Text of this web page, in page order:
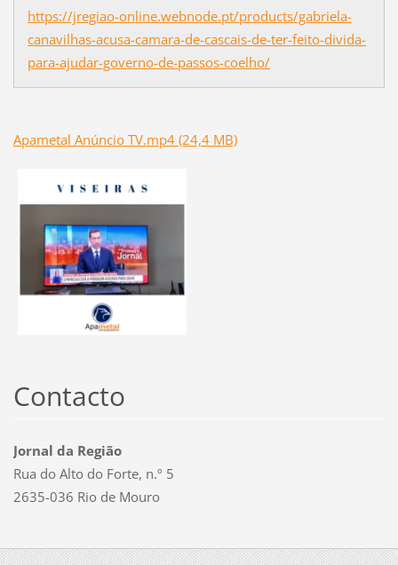
https://jregiao-online.webnode.pt/products/gabriela-
canavilhas-acusa-camara-de-cascais-de-ter-feito-divida-
para-ajudar-governo-de-passos-coelho/
Apametal Anúncio TV.mp4 (24,4 MB)
Contacto
Jornal da Região
Rua do Alto do Forte, n.º 5
2635-036 Rio de Mouro